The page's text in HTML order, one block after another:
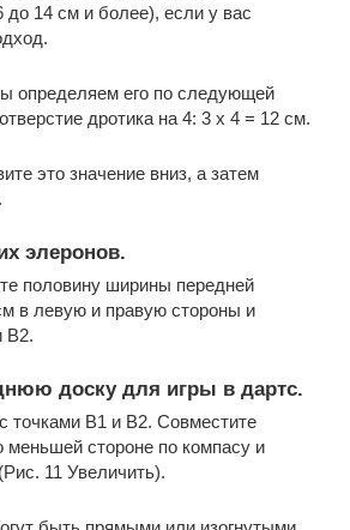
до 14 см и более), если у вас
определяем его по следующей
дротика на 4: 3 x 4 = 12 см.
это значение вниз, а затем
элеронов.
половину ширины передней
в левую и правую стороны и
В2.
доску для игры в дартс.
точками B1 и B2. Совместите
меньшей стороне по компасу и
11 Увеличить).